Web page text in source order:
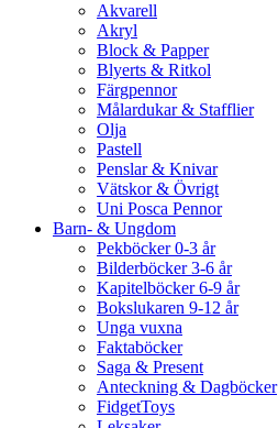
Akvarell
Akryl
Block & Papper
Blyerts & Ritkol
Färgpennor
Målardukar & Stafflier
Olja
Pastell
Penslar & Knivar
Vätskor & Övrigt
Uni Posca Pennor
Barn- & Ungdom
Pekböcker 0-3 år
Bilderböcker 3-6 år
Kapitelböcker 6-9 år
Bokslukaren 9-12 år
Unga vuxna
Faktaböcker
Saga & Present
Anteckning & Dagböcker
FidgetToys